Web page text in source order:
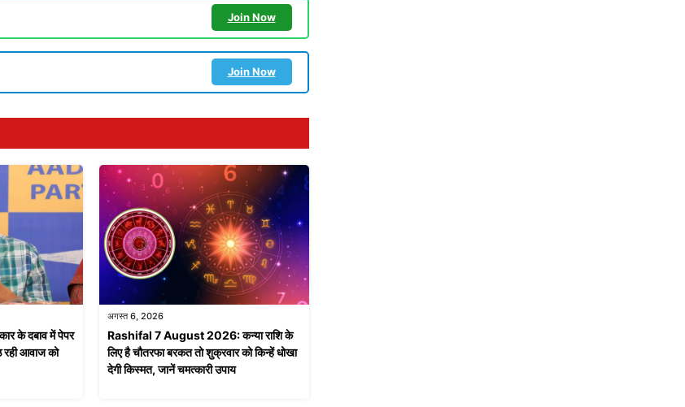
Join Now
Join Now
के दबाव में पेपर
आवाज को
अगस्त 6, 2026
Rashifal 7 August 2026: कन्या राशि के
लिए है चौतरफा बरकत तो शुक्रवार को किन्हें धोखा
देगी किस्मत, जानें चमत्कारी उपाय